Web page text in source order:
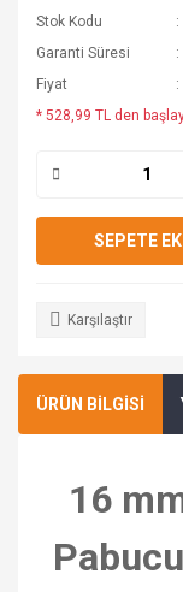
Stok Kodu
Garanti Süresi
Fiyat
* 528,99 TL den
SEPETE
Karşılaştır
ÜRÜN BİLGİSİ
16